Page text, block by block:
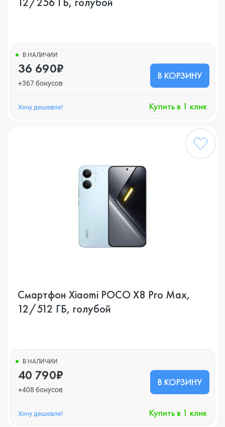
В НАЛИЧИИ
36 690₽
+367 бонусов
В КОРЗИНУ
Хочу дешевле! Купить в 1 клик
Смартфон Xiaomi POCO X8 Pro Max,
12/512 ГБ, голубой
В НАЛИЧИИ
40 790₽
+408 бонусов
В КОРЗИНУ
Хочу дешевле! Купить в 1 клик